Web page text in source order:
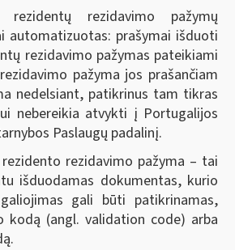
rezidentų rezidavimo pažymų
automatizuotas: prašymai išduoti
rezidavimo pažymas pateikiami
pažyma jos prašančiam
nedelsiant, patikrinus tam tikras
nebereikia atvykti į Portugalijos
Paslaugų padalinį.
rezidavimo pažyma – tai
išduodamas dokumentas, kurio
gali būti patikrinamas,
kodą (angl. validation code) arba